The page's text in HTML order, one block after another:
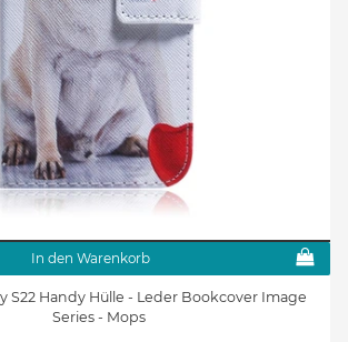
In den Warenkorb
S22 Handy Hülle - Leder Bookcover Image
Series - Mops